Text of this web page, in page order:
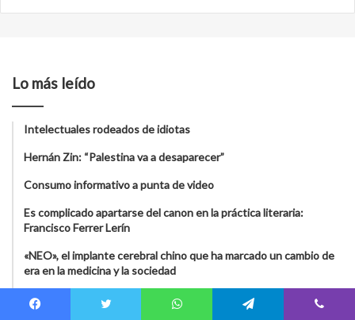
Lo más leído
Intelectuales rodeados de idiotas
Hernán Zin: “Palestina va a desaparecer”
Consumo informativo a punta de video
Es complicado apartarse del canon en la práctica literaria:
Francisco Ferrer Lerín
«NEO», el implante cerebral chino que ha marcado un cambio de
era en la medicina y la sociedad
El genoma de unas momias chilenas prueba que la colonización
europea llevó la viruela a América